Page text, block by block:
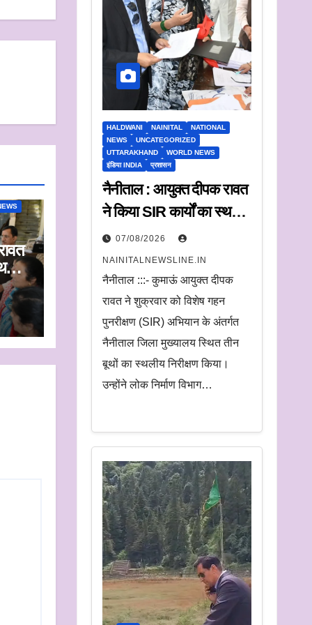
HALDWANI NAINITAL
NATIONAL
NEWS
UNCATEGORIZED
UTTARAKHAND
WORLD NEWS
इंडिया INDIA
प्रशासन
नैनीताल : आयुक्त दीपक रावत
ने किया SIR कार्यों का स्थलीय
निरीक्षण.
अधिकारियों को दिए समयबद्ध
निस्तारण और पारदर्शिता के
निर्देश
07/08/2026
NAINITALNEWSLINE.IN
नैनीताल :::- कुमाऊं आयुक्त दीपक
रावत ने शुक्रवार को विशेष गहन
पुनरीक्षण (SIR) अभियान के अंतर्गत
नैनीताल जिला मुख्यालय स्थित तीन
बूथों का स्थलीय निरीक्षण किया।
उन्होंने लोक निर्माण विभाग…